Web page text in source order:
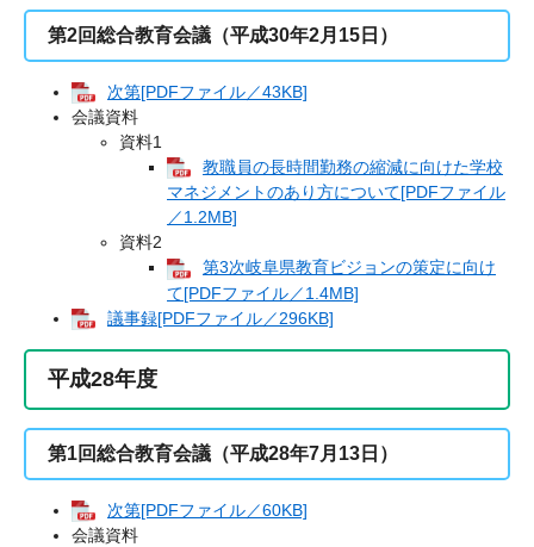
第2回総合教育会議（平成30年2月15日）
次第[PDFファイル／43KB]
会議資料
資料1
教職員の長時間勤務の縮減に向けた学校
マネジメントのあり方について[PDFファイル
／1.2MB]
資料2
第3次岐阜県教育ビジョンの策定に向け
て[PDFファイル／1.4MB]
議事録[PDFファイル／296KB]
平成28年度
第1回総合教育会議（平成28年7月13日）
次第[PDFファイル／60KB]
会議資料